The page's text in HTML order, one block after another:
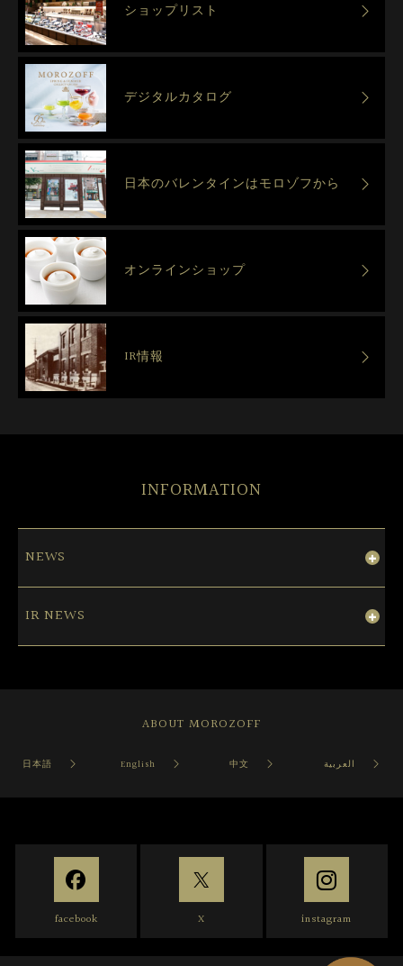
ショップリスト
デジタルカタログ
日本のバレンタインはモロゾフから
オンラインショップ
IR情報
INFORMATION
NEWS
IR NEWS
ABOUT MOROZOFF
日本語 English 中文 العربية
facebook X instagram